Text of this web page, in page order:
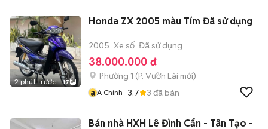
2 phút trước 17
Honda ZX 2005 màu Tím Đã sử dụng
2005 Xe số Đã sử dụng
38.000.000 đ
Phường 1 (P. Vườn Lài mới)
a A Chinh 3.7 3 đã bán
Bán nhà HXH Lê Đình Cẩn - Tân Tạo -